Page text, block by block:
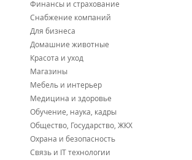
Финансы и страхование
Снабжение компаний
Для бизнеса
Домашние животные
Красота и уход
Магазины
Мебель и интерьер
Медицина и здоровье
Обучение, наука, кадры
Общество, Государство, ЖКХ
Охрана и безопасность
Связь и IT технологии